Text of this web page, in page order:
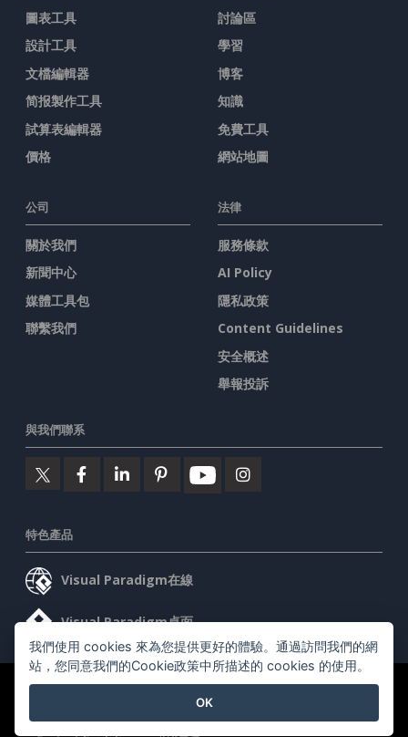
圖表工具
設計工具
文檔編輯器
简报製作工具
試算表編輯器
價格
討論區
學習
博客
知識
免費工具
網站地圖
公司
關於我們
新聞中心
媒體工具包
聯繫我們
法律
服務條款
AI Policy
隱私政策
Content Guidelines
安全概述
舉報投訴
與我們聯系
特色產品
Visual Paradigm在線
Visual Paradigm桌面
©2026 by Visual Paradigm. 版權所有。
我們使用 cookies 來為您提供更好的體驗。通過訪問我們的網
站，您同意我們的Cookie政策中所描述的 cookies 的使用。
OK